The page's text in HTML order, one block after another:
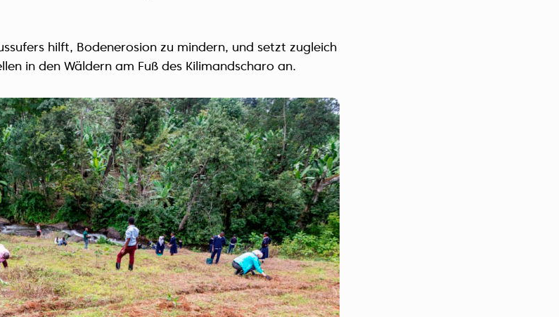
hilft, Bodenerosion zu mindern, und setzt zugleich
in den Wäldern am Fuß des Kilimandscharo an.